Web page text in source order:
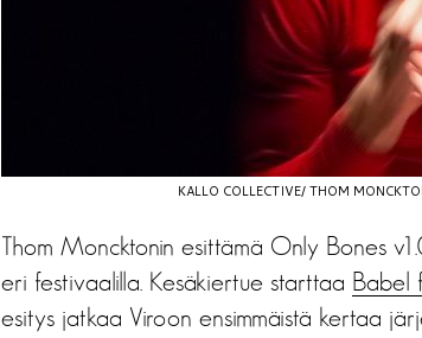
KALLO COLLECTIVE/ THOM
Thom Moncktonin esittämä Only Bones
eri festivaalilla. Kesäkiertue starttaa Babel
esitys jatkaa Viroon ensimmäistä kertaa